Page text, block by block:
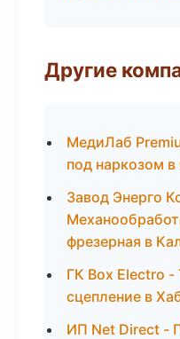
Другие
МедиЛаб
под наркозом
Завод Энерго
фрезерная в
ГК Box Electro -
сцепление в
ИП Net Direct -